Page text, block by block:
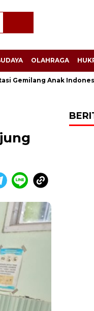
OLAHRAGA
Anak Indonesia